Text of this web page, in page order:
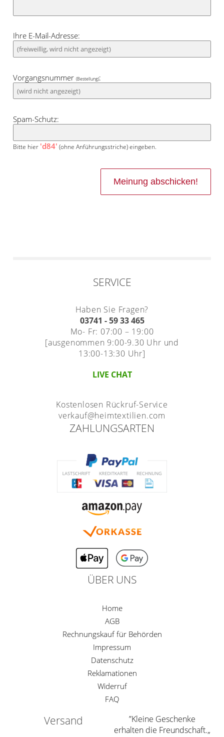
Ihre E-Mail-Adresse:
Vorgangsnummer(Bestellung):
Spam-Schutz:
Bitte hier 'd84' (ohne Anführungsstriche) eingeben.
SERVICE
Haben Sie Fragen?
03741 - 59 33 465
Mo- Fr: 07:00 – 19:00
[ausgenommen 9:00-9.30 Uhr und
13:00-13:30 Uhr]
LIVE CHAT
Kostenlosen Rückruf-Service
verkauf@heimtextilien.com
ZAHLUNGSARTEN
ÜBER UNS
Home
AGB
Rechnungskauf für Behörden
Impressum
Datenschutz
Reklamationen
Widerruf
FAQ
Versand
”Kleine Geschenke
erhalten die Freundschaft.„